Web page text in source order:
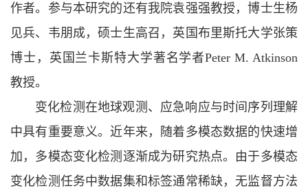
作者。参与本研究的还有我院袁强强教授，博士生杨
见兵、韦朋成，硕士生高召，英国布里斯托大学张策
博士，英国兰卡斯特大学著名学者Peter M. Atkinson
教授。
变化检测在地球观测、应急响应与时间序列理解
中具有重要意义。近年来，随着多模态数据的快速增
加，多模态变化检测逐渐成为研究热点。由于多模态
变化检测任务中数据集和标签通常稀缺，无监督方法